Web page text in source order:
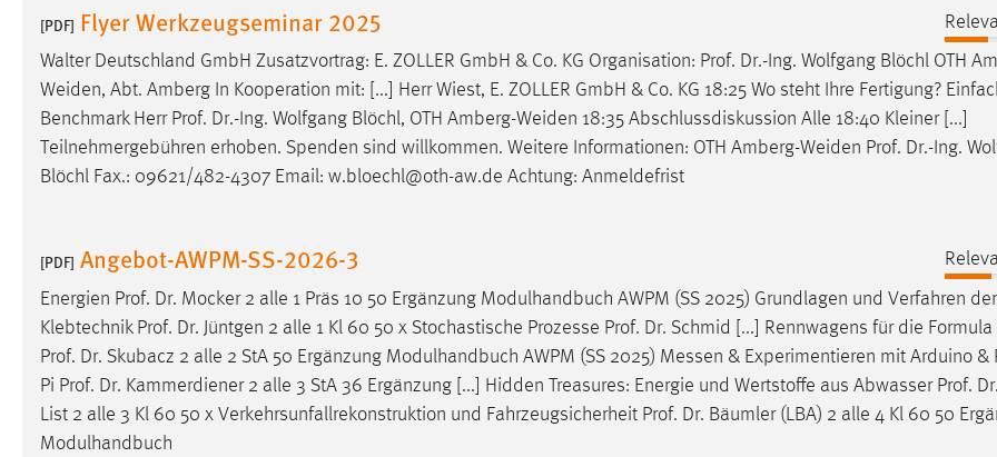
[PDF] Flyer Werkzeugseminar 2025
Walter Deutschland GmbH Zusatzvortrag: E. ZOLLER GmbH & Co. KG Organisation: Prof. Dr.-Ing. Wolfgang Blöchl OTH
Weiden, Abt. Amberg In Kooperation mit: [...] Herr Wiest, E. ZOLLER GmbH & Co. KG 18:25 Wo steht Ihre Fertigung?
Benchmark Herr Prof. Dr.-Ing. Wolfgang Blöchl, OTH Amberg-Weiden 18:35 Abschlussdiskussion Alle 18:40 Kleiner [...]
Teilnehmergebühren erhoben. Spenden sind willkommen. Weitere Informationen: OTH Amberg-Weiden Prof. Dr.-Ing.
Blöchl Fax.: 09621/482-4307 Email: w.bloechl@oth-aw.de Achtung: Anmeldefrist
[PDF] Angebot-AWPM-SS-2026-3
Energien Prof. Dr. Mocker 2 alle 1 Präs 10 50 Ergänzung Modulhandbuch AWPM (SS 2025) Grundlagen und Verfahren der
Klebtechnik Prof. Dr. Jüntgen 2 alle 1 Kl 60 50 x Stochastische Prozesse Prof. Dr. Schmid [...] Rennwagens für die
Prof. Dr. Skubacz 2 alle 2 StA 50 Ergänzung Modulhandbuch AWPM (SS 2025) Messen & Experimentieren mit Arduino &
Pi Prof. Dr. Kammerdiener 2 alle 3 StA 36 Ergänzung [...] Hidden Treasures: Energie und Wertstoffe aus Abwasser Prof. Dr
List 2 alle 3 Kl 60 50 x Verkehrsunfallrekonstruktion und Fahrzeugsicherheit Prof. Dr. Bäumler (LBA) 2 alle 4 Kl 60 50
Modulhandbuch
Sprachpräferenz
Name: site-language-preference
Zweck:
Das Cookie speichert die gewählte
Sprache der Website.
Chat
Name:
MibewSessionID, MIBEW_UserID,
mibew_locale, mibew-chat-frame-style-
5e9dbeb1811c0446
Zweck:
Wird benötigt um die Chatfunktion
nutzen zu können.